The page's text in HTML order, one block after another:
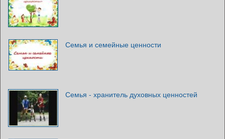
Семья и семейные ценности
Семья - хранитель духовных ценностей